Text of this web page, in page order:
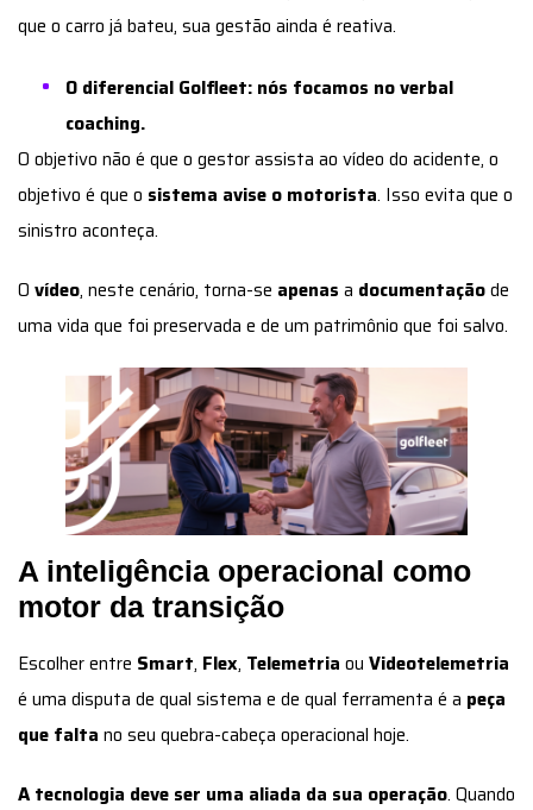
que o carro já bateu, sua gestão ainda é reativa.
O diferencial Golfleet: nós focamos no verbal
coaching.
O objetivo não é que o gestor assista ao vídeo do acidente, o
objetivo é que o sistema avise o motorista. Isso evita que o
sinistro aconteça.
O vídeo, neste cenário, torna-se apenas a documentaçãode
uma vida que foi preservada e de um patrimônio que foi salvo.
A inteligência operacional como
motor da transição
Escolher entre Smart, Flex, Telemetria ou Videotelemetria
é uma disputa de qual sistema e de qual ferramenta é a peça
que falta no seu quebra-cabeça operacional hoje.
A tecnologia deve ser uma aliada da sua operação. Quando